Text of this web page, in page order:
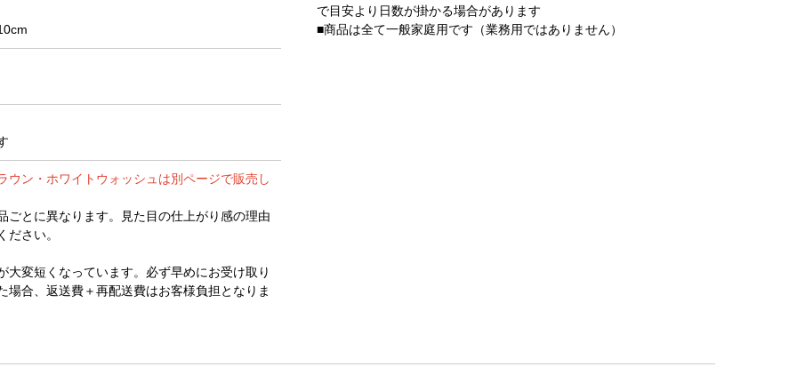
で目安より日数が掛かる場合があります
■商品は全て一般家庭用です（業務用ではありません）
ン・ホワイトウォッシュは別ページで販売し
とに異なります。見た目の仕上がり感の理由
さい。
変短くなっています。必ず早めにお受け取り
合、返送費＋再配送費はお客様負担となりま